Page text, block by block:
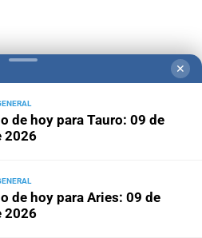
Clasificados CYD Litoral
✕
de hoy para Tauro: 09 de
2026
de hoy para Aries: 09 de
2026